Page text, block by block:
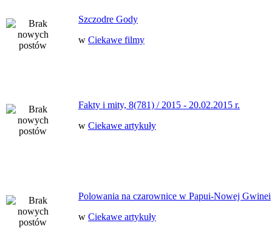
Szczodre Gody
w Ciekawe filmy
Fakty i mity, 8(781) / 2015 - 20.02.2015 r.
w Ciekawe artykuły
Polowania na czarownice w Papui-Nowej Gwinei
w Ciekawe artykuły